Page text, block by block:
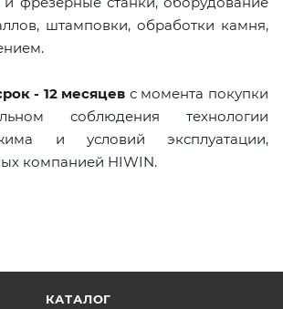
штамповки, обработки камня,
- 12 месяцев с момента покупки
соблюдения технологии
и условий эксплуатации,
компанией HIWIN.
КАТАЛОГ